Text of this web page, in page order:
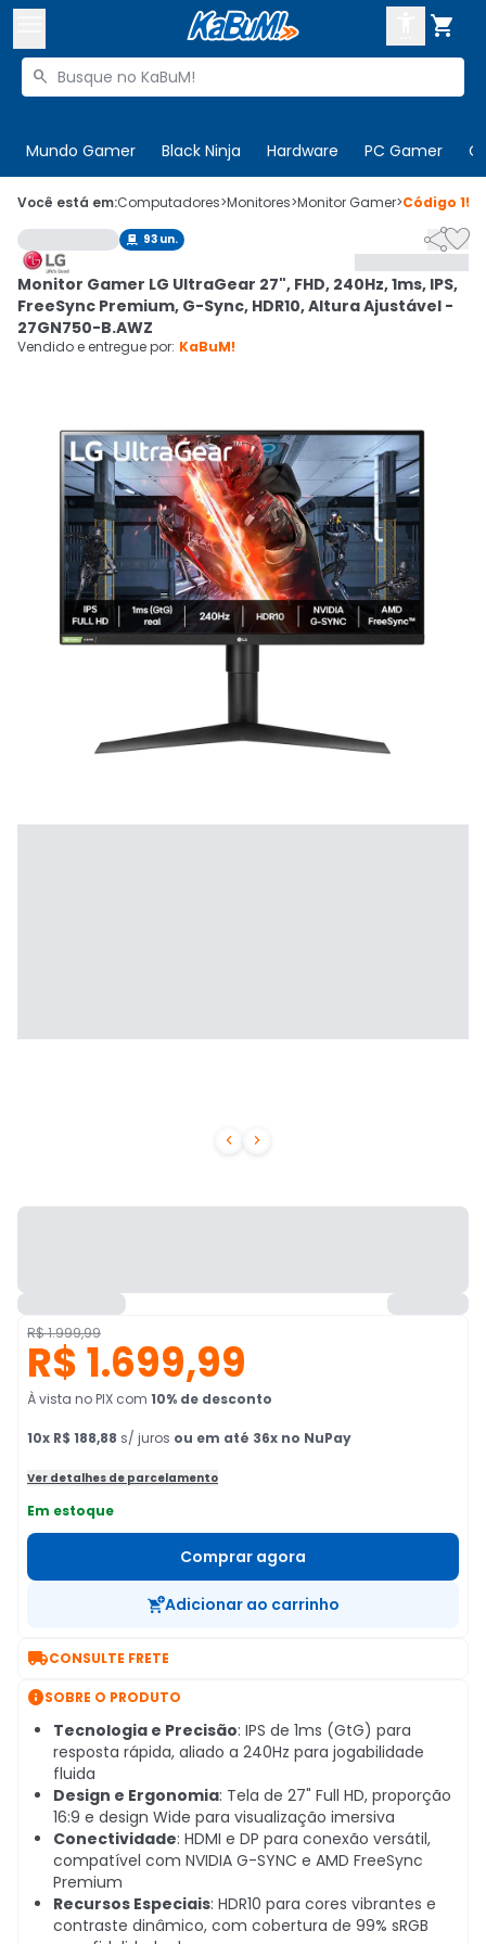

Buscar produtos

Mundo Gamer Black Ninja Hardware PC Gamer
 Olá. Acesse sua conta
 Departamentos
Cupons
Mais Vendidos
CADASTRE-SE
Você está em:Computadores>Monitores>Monitor Gamer>Código
 
 93 un. 
Monitor Gamer LG UltraGear 27", FHD, 240Hz, 1ms, IPS,
FreeSync Premium, G-Sync, HDR10, Altura Ajustável -
27GN750-B.AWZ
Vendido e entregue por: KaBuM!
R$ 1.999,99
R$ 1.699,99
À vista no PIX com 10% de desconto
10x R$ 188,88 s/ juros ou em até 36x no NuPay
Ver detalhes de parcelamento
Em estoque
Comprar agora
Adicionar ao carrinho
CONSULTE FRETE
SOBRE O PRODUTO
Tecnologia e Precisão: IPS de 1ms (GtG) para
resposta rápida, aliado a 240Hz para jogabilidade
fluida
Design e Ergonomia: Tela de 27" Full HD, proporção
16:9 e design Wide para visualização imersiva
Conectividade: HDMI e DP para conexão versátil,
compatível com NVIDIA G-SYNC e AMD FreeSync
Premium
Recursos Especiais: HDR10 para cores vibrantes e
contraste dinâmico, com cobertura de 99% sRGB